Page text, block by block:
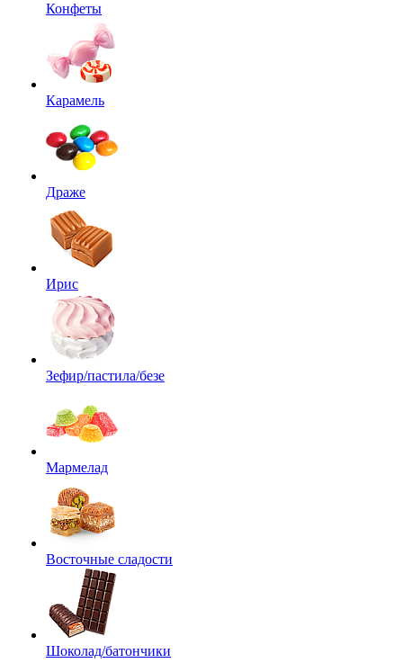
Конфеты
Карамель
Драже
Ирис
Зефир/пастила/безе
Мармелад
Восточные сладости
Шоколад/батончики